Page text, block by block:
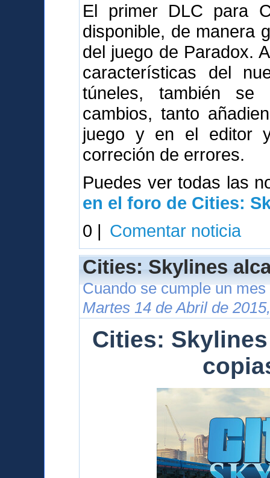
El primer DLC para
disponible, de manera
del juego de Paradox.
características del
túneles, también
cambios, tanto
juego y en el editor
correción de errores.
Puedes ver todas las
en el foro de Cities:
0 | Comentar noticia
Cities: Skylines
Cuando se cumple un
Martes 14 de Abril de
Cities: